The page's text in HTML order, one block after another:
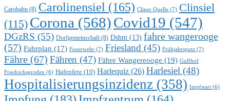
Carobahn (8) Carolinensiel (165) Cliner Quelle (7) Clinsiel
(115) Corona (568)Covid19 (547)
DGzRS (55) Dorfgemeinschaft(8) Dshm (13) fahre wangerooge
(57) Fahrplan (17) Feuerwehr (7) Friesland (45) Frühjahrsputz (7)
Fähre (67) Fähren (47) Fähre Wangereooge (19) Gulfhof
Friedrichsgroden (6) Hafenfete (10) Harlequiz (26) Harlesiel (48)
Hospitalisierungsinzidenz (358) Impfstart (6)